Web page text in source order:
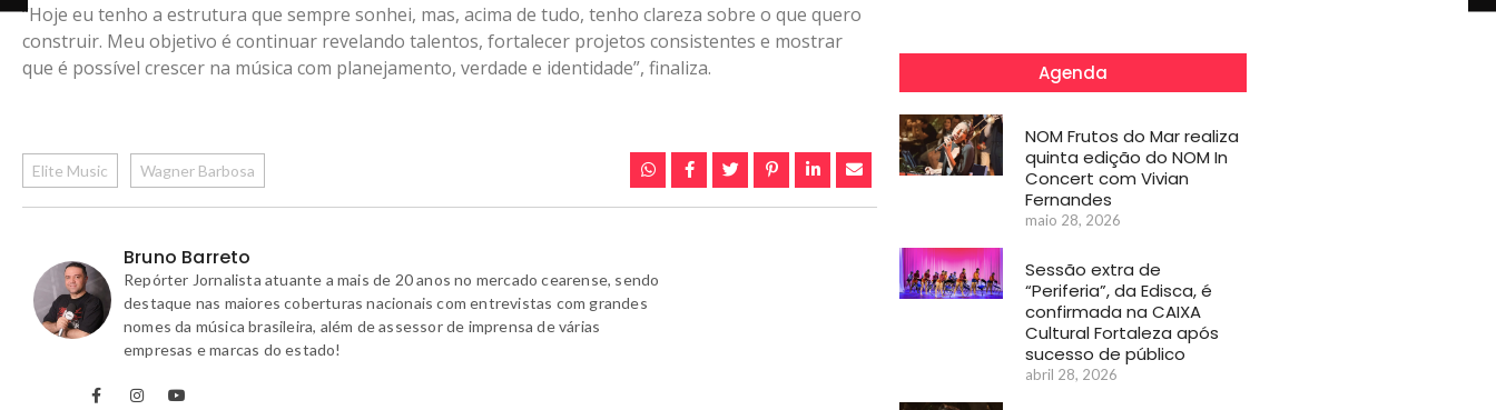
“Hoje eu tenho a estrutura que sempre sonhei, mas, acima de tudo, tenho clareza sobre o que quero
construir. Meu objetivo é continuar revelando talentos, fortalecer projetos consistentes e mostrar
que é possível crescer na música com planejamento, verdade e identidade”, finaliza.
Elite Music Wagner Barbosa
Bruno Barreto
Repórter Jornalista atuante a mais de 20 anos no mercado cearense, sendo
destaque nas maiores coberturas nacionais com entrevistas com grandes
nomes da música brasileira, além de assessor de imprensa de várias
empresas e marcas do estado!
Agenda
NOM Frutos do Mar realiza
quinta edição do NOM In
Concert com Vivian
Fernandes
maio 28, 2026
Sessão extra de
“Periferia”, da Edisca, é
confirmada na CAIXA
Cultural Fortaleza após
sucesso de público
abril 28, 2026